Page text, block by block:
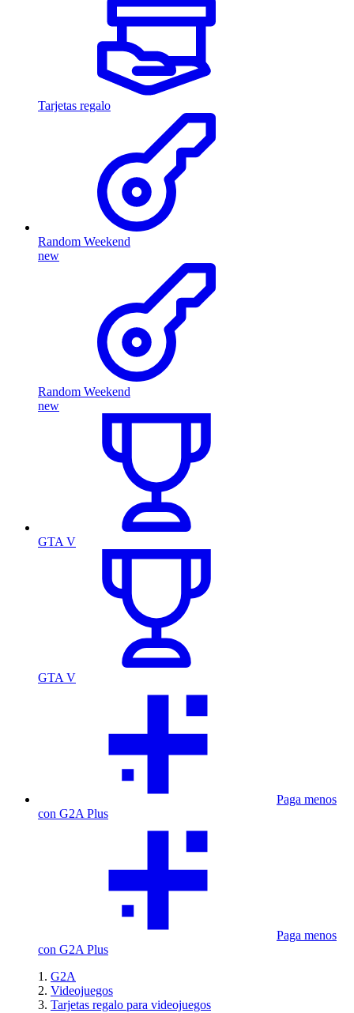
Tarjetas regalo
Random Weekend
new
Random Weekend
new
GTA V
GTA V
Paga menos
con G2A Plus
Paga menos
con G2A Plus
G2A
Videojuegos
Tarjetas regalo para videojuegos